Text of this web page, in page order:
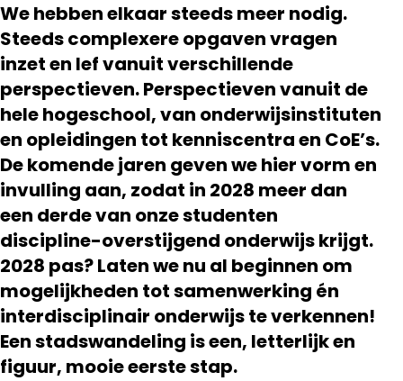
We hebben elkaar steeds meer nodig.
Steeds complexere opgaven vragen
inzet en lef vanuit verschillende
perspectieven. Perspectieven vanuit de
hele hogeschool, van onderwijsinstituten
en opleidingen tot kenniscentra en CoE’s.
De komende jaren geven we hier vorm en
invulling aan, zodat in 2028 meer dan
een derde van onze studenten
discipline-overstijgend onderwijs krijgt.
2028 pas? Laten we nu al beginnen om
mogelijkheden tot samenwerking én
interdisciplinair onderwijs te verkennen!
Een stadswandeling is een, letterlijk en
figuur, mooie eerste stap.